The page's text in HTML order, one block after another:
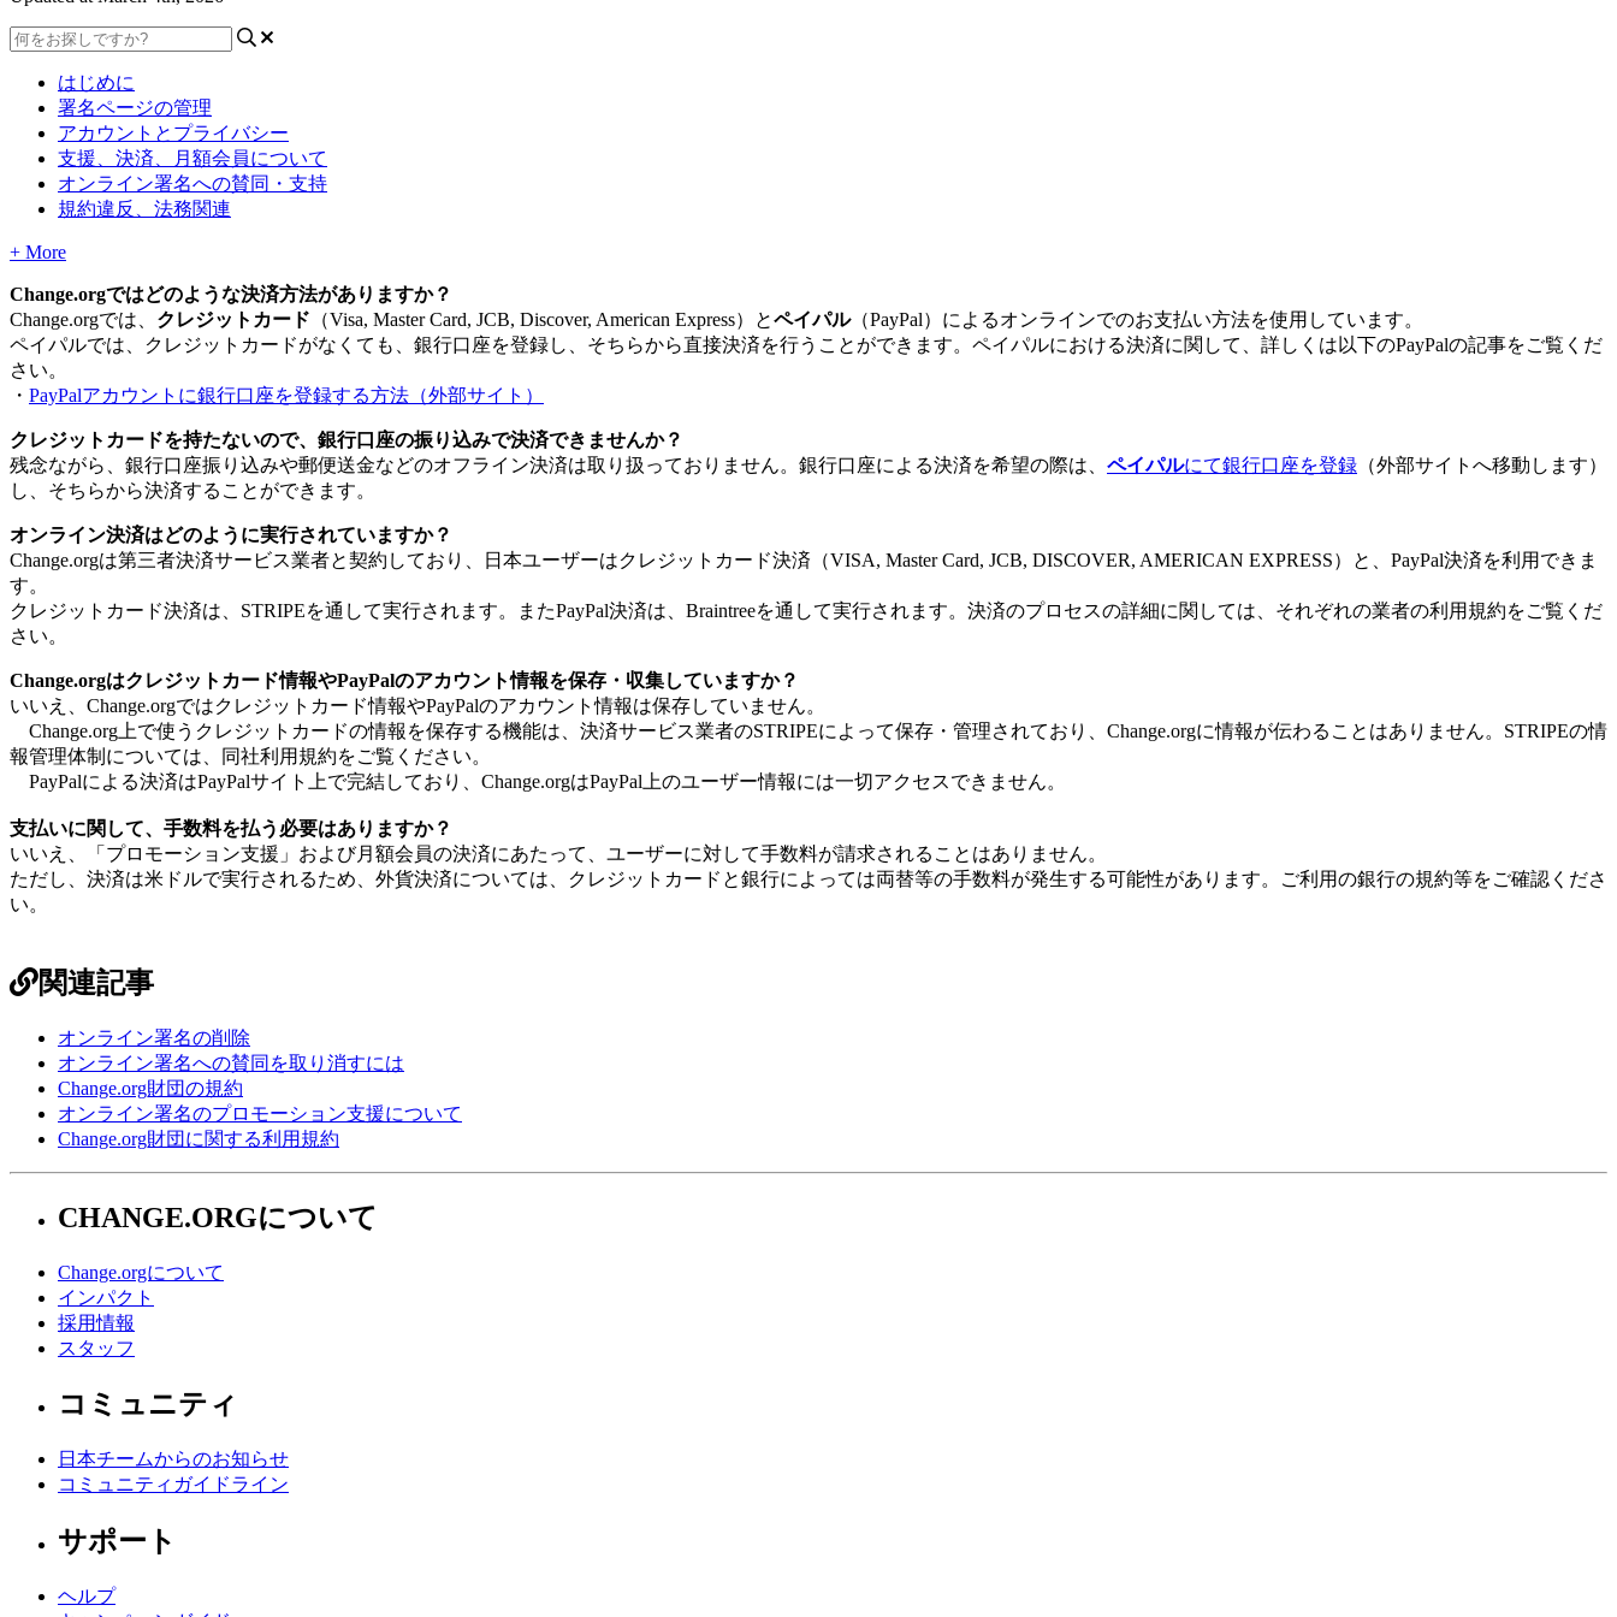
はじめに
署名ページの管理
アカウントとプライバシー
支援、決済、月額会員について
オンライン署名への賛同・支持
規約違反、法務関連
+ More
Change.orgではどのよ うな決済方法があり ますか？
Change.orgでは ク レジッ ト カー ド （Visa, Master Card, JCB, Discover, American Express） とペイパル（PayPal） に よ るオンライ ンでのお支払い方法を使用 してい ま す。
ペイパルでは ク レ ジッ ト カー ドがな く て も 銀行口 座を登録し そち らから直接決済を行う こ と ができ ま す。 ペイパルにおける決済に関 して 詳し く は 以下のPayPalの記事をご覧 く だ
さ い。
・ PayPalアカ ウ ン ト に銀行口 座を登録する方法 （外部サイ ト ）
ク レジッ ト カー ドを持たないので、 銀行口 座の振り込みで決済でき ませんか？
残念ながら 銀行口 座振 り 込みや郵便送金などのオフライ ン決済は取 り 扱 ってお り ま せん。 銀行口 座に よ る決済を希望の際は ペイパルにて銀行口 座を登録 （外部サイ ト へ移動 し ま す）
し
そち らから決済する こ と ができ ま す。
オンライ ン決済はどのよ う に実行されていますか？
Change.orgは第三者決済サー ビス業者と契約 してお り 日 本ユーザーはク レ ジッ ト カー ド決済 （VISA, Master Card, JCB, DISCOVER, AMERICAN EXPRESS） と PayPal決済を利 用 でき ま
す。
ク レ ジッ ト カー ド決済は STRIPEを通 して実行されま す。 ま たPayPal決済は Braintreeを通 して実行されま す。 決済のプロ セスの詳細に関 しては それぞれの業者の利 用 規約をご覧 く だ
さ い。
Change.orgはク レジッ ト カー ド情報やPayPalのアカウン ト情報を保存 ・ 収集していますか？
いい え Change.orgではク レ ジッ ト カー ド情報やPayPalのアカ ウ ン ト情報は保存してい ま せん。
Change.org 上で使 う ク レ ジッ ト カー ドの情報 を保存する機能は 決済サー ビス業者のSTRIPEに よ って保存 ・ 管理されてお り Change.orgに情報が伝わる こ と はあ り ま せん。 STRIPEの情
報管理体制 については 同社利 用 規約をご覧 く ださ い。
PayPalに よ る決済はPayPalサイ ト 上で完結してお り Change.orgはPayPal 上のユーザー情報には一切アクセスでき ま せん。
支払いに関 して、 手数料を払う 必要はあり ますか？
いい え 「 プロ モーシ ョ ン支援 」 およ び月 額会 員の決済にあた って ユーザーに対して手数料が請求される こ と はあ り ま せん。
ただし 決済は米 ド ルで実行されるため 外貨決済については ク レ ジッ ト カー ド と銀行に よ っては両替等の手数料が発生する可能性があ り ま す。 ご利 用の銀行の規約等をご確認 く ださ
い。
関連記事
オンライン署名の削除
オンライン署名への賛同を取り消すには
Change.org財団の規約
オンライン署名のプロモーション支援について
Change.org財団に関する利用規約
CHANGE.ORGについて
Change.orgについて
インパクト
採用情報
スタッフ
コミュニティ
日本チームからのお知らせ
コミュニティガイドライン
サポート
ヘルプ